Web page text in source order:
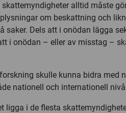
alltid måste
om beskattning och
saker. Dels att i onödan lägga
i onödan – eller av misstag –
skulle kunna bidra med
nationell och internationell
ligga i de flesta